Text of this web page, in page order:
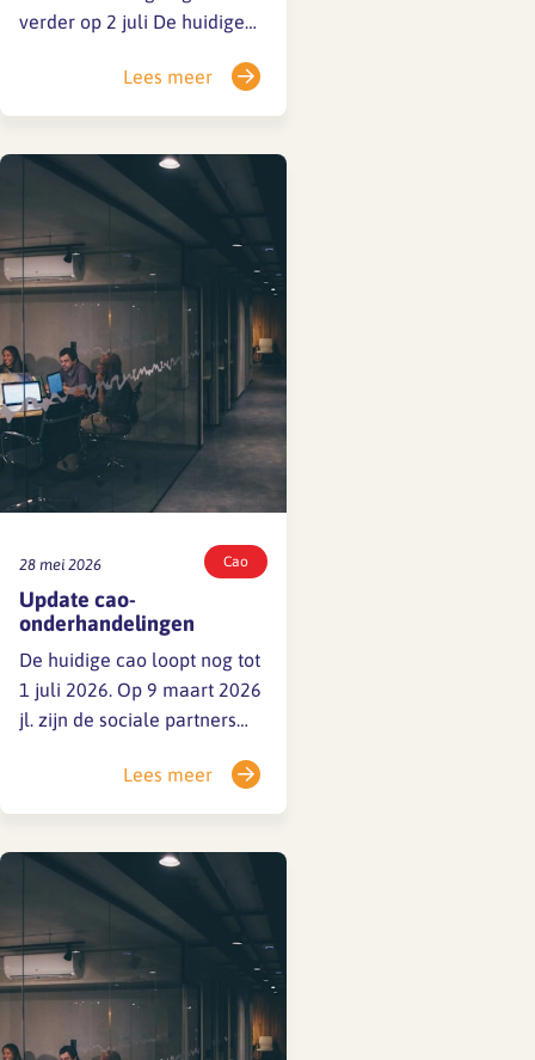
verder op 2 juli De huidige
Achter de schermen wordt
stevig onderhandeld, maar
akkoord bereikt. Vanwege de
vertrouwelijkheid kunnen we
nu geen details delen, maar
we houden je op de hoogte.
📌 Belangrijke…
Lees meer
28 mei 2026 Cao
Update cao-
onderhandelingen
De huidige cao loopt nog tot
1 juli 2026. Op 9 maart 2026
jl. zijn de sociale partners
onderhandelingen voor een
nieuwe cao. Op 11 en 20 mei
onderhandelingsrondes
plaats. De gesprekken
gaan dinsdag 2 juni verder.
Het proces is vertrouwelijk,
we kunnen op dit moment
nog geen inhoudelijke
updates…
Lees meer